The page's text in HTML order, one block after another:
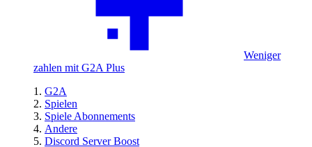
Weniger
zahlen mit G2A Plus
G2A
Spielen
Spiele Abonnements
Andere
Discord Server Boost